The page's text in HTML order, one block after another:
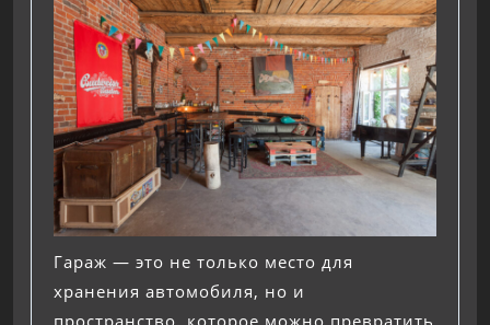
Гараж — это не только место для
хранения автомобиля, но и
пространство, которое можно превратить